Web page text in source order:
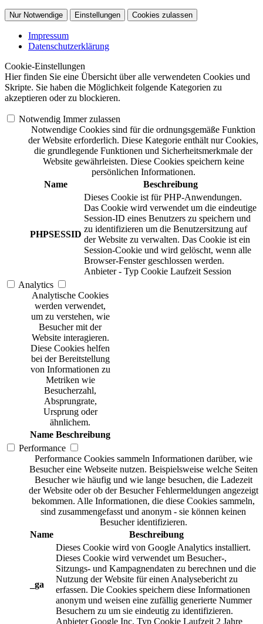
Nur Notwendige Einstellungen Cookies zulassen
Impressum
Datenschutzerklärung
Cookie-Einstellungen
Hier finden Sie eine Übersicht über alle verwendeten Cookies und
Skripte. Sie haben die Möglichkeit folgende Kategorien zu
akzeptieren oder zu blockieren.
Notwendig Immer zulassen
Notwendige Cookies sind für die ordnungsgemäße Funktion
der Website erforderlich. Diese Kategorie enthält nur Cookies,
die grundlegende Funktionen und Sicherheitsmerkmale der
Website gewährleisten. Diese Cookies speichern keine
persönlichen Informationen.
Name
Beschreibung
PHPSESSID
Dieses Cookie ist für PHP-Anwendungen.
Das Cookie wird verwendet um die eindeutige
Session-ID eines Benutzers zu speichern und
zu identifizieren um die Benutzersitzung auf
der Website zu verwalten. Das Cookie ist ein
Session-Cookie und wird gelöscht, wenn alle
Browser-Fenster geschlossen werden.
Anbieter - Typ Cookie Laufzeit Session
Analytics
Analytische Cookies
werden verwendet,
um zu verstehen, wie
Besucher mit der
Website interagieren.
Diese Cookies helfen
bei der Bereitstellung
von Informationen zu
Metriken wie
Besucherzahl,
Absprungrate,
Ursprung oder
ähnlichem.
Name Beschreibung
Performance
Performance Cookies sammeln Informationen darüber, wie
Besucher eine Webseite nutzen. Beispielsweise welche Seiten
Besucher wie häufig und wie lange besuchen, die Ladezeit
der Website oder ob der Besucher Fehlermeldungen angezeigt
bekommen. Alle Informationen, die diese Cookies sammeln,
sind zusammengefasst und anonym - sie können keinen
Besucher identifizieren.
Name
Beschreibung
_ga
Dieses Cookie wird von Google Analytics installiert.
Dieses Cookie wird verwendet um Besucher-,
Sitzungs- und Kampagnendaten zu berechnen und die
Nutzung der Website für einen Analysebericht zu
erfassen. Die Cookies speichern diese Informationen
anonym und weisen eine zufällig generierte Nummer
Besuchern zu um sie eindeutig zu identifizieren.
Anbieter Google Inc. Typ Cookie Laufzeit 2 Jahre